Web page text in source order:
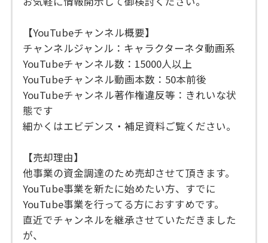
【YouTubeチャンネル概要】
チャンネルジャンル：キャラクターネタ動画系
YouTubeチャンネル数：15000人以上
YouTubeチャンネル動画本数：50本前後
YouTubeチャンネル著作権違反等：きれいな状
態です
細かくはエビデンス・補足資料ご覧ください。
【売却理由】
他事業の資金調達のため売却させて頂きます。
YouTube事業を新たに始めたい方、すでに
YouTube事業を行ってる方におすすめです。
直近でチャンネルを継承させていただきました
が、